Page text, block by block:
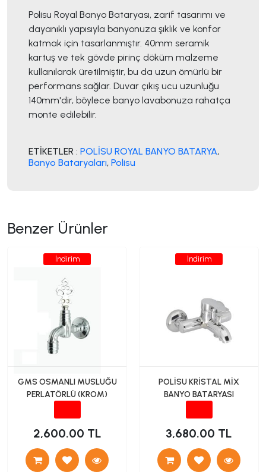
Polisu Royal Banyo Bataryası, zarif tasarımı ve
dayanıklı yapısıyla banyonuza şıklık ve konfor
katmak için tasarlanmıştır. 40mm seramik
kartuş ve tek gövde pirinç döküm malzeme
kullanılarak üretilmiştir, bu da uzun ömürlü bir
performans sağlar. Duvar çıkış ucu uzunluğu
140mm'dir, böylece banyo lavabonuza rahatça
monte edilebilir.
ETİKETLER : POLİSU ROYAL BANYO BATARYA,
Banyo Bataryaları, Polisu
Benzer Ürünler
İndirim
GMS OSMANLI MUSLUĞU
PERLATÖRLÜ (KROM)
2,600.00 TL
İndirim
POLİSU KRİSTAL MİX
BANYO BATARYASI
3,680.00 TL